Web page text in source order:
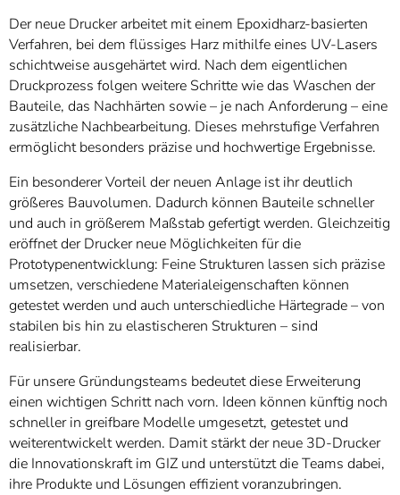
Der neue Drucker arbeitet mit einem Epoxidharz-basierten
Verfahren, bei dem flüssiges Harz mithilfe eines UV-Lasers
schichtweise ausgehärtet wird. Nach dem eigentlichen
Druckprozess folgen weitere Schritte wie das Waschen der
Bauteile, das Nachhärten sowie – je nach Anforderung – eine
zusätzliche Nachbearbeitung. Dieses mehrstufige Verfahren
ermöglicht besonders präzise und hochwertige Ergebnisse.
Ein besonderer Vorteil der neuen Anlage ist ihr deutlich
größeres Bauvolumen. Dadurch können Bauteile schneller
und auch in größerem Maßstab gefertigt werden. Gleichzeitig
eröffnet der Drucker neue Möglichkeiten für die
Prototypenentwicklung: Feine Strukturen lassen sich präzise
umsetzen, verschiedene Materialeigenschaften können
getestet werden und auch unterschiedliche Härtegrade – von
stabilen bis hin zu elastischeren Strukturen – sind
realisierbar.
Für unsere Gründungsteams bedeutet diese Erweiterung
einen wichtigen Schritt nach vorn. Ideen können künftig noch
schneller in greifbare Modelle umgesetzt, getestet und
weiterentwickelt werden. Damit stärkt der neue 3D-Drucker
die Innovationskraft im GIZ und unterstützt die Teams dabei,
ihre Produkte und Lösungen effizient voranzubringen.